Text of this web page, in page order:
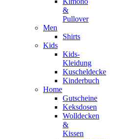
&
Pullover
Men
Shirts
Kids
Kids-
Kleidung
Kuscheldecke
Kinderbuch
Home
Gutscheine
Keksdosen
Wolldecken
&
Kissen